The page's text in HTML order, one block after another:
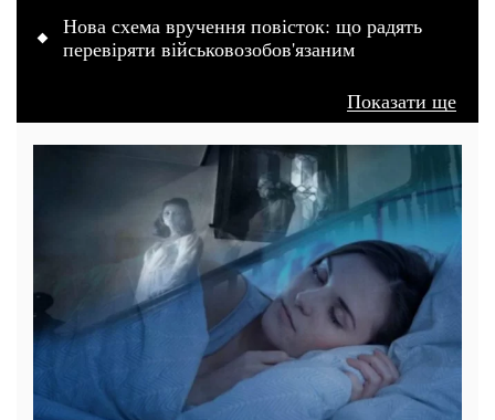
Нова схема вручення повісток: що радять
перевіряти військовозобов'язаним
Показати ще